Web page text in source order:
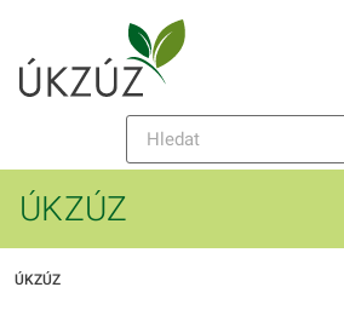
ÚKZÚZ
ÚKZÚZ